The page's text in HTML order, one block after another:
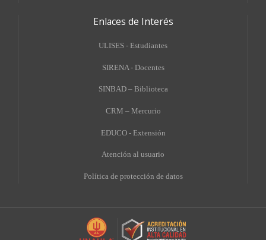
Enlaces de Interés
ULISES - Estudiantes
SIRENA - Docentes
SINBAD – Biblioteca
CRM – Mercurio
EDUCO - Extensión
Atención al usuario
Política de protección de datos